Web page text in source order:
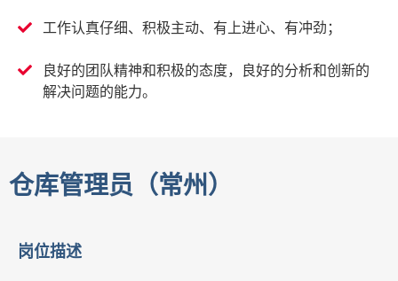
工作认真仔细、积极主动、有上进心、有冲劲；
良好的团队精神和积极的态度，良好的分析和创新的
解决问题的能力。
仓库管理员（常州）
岗位描述